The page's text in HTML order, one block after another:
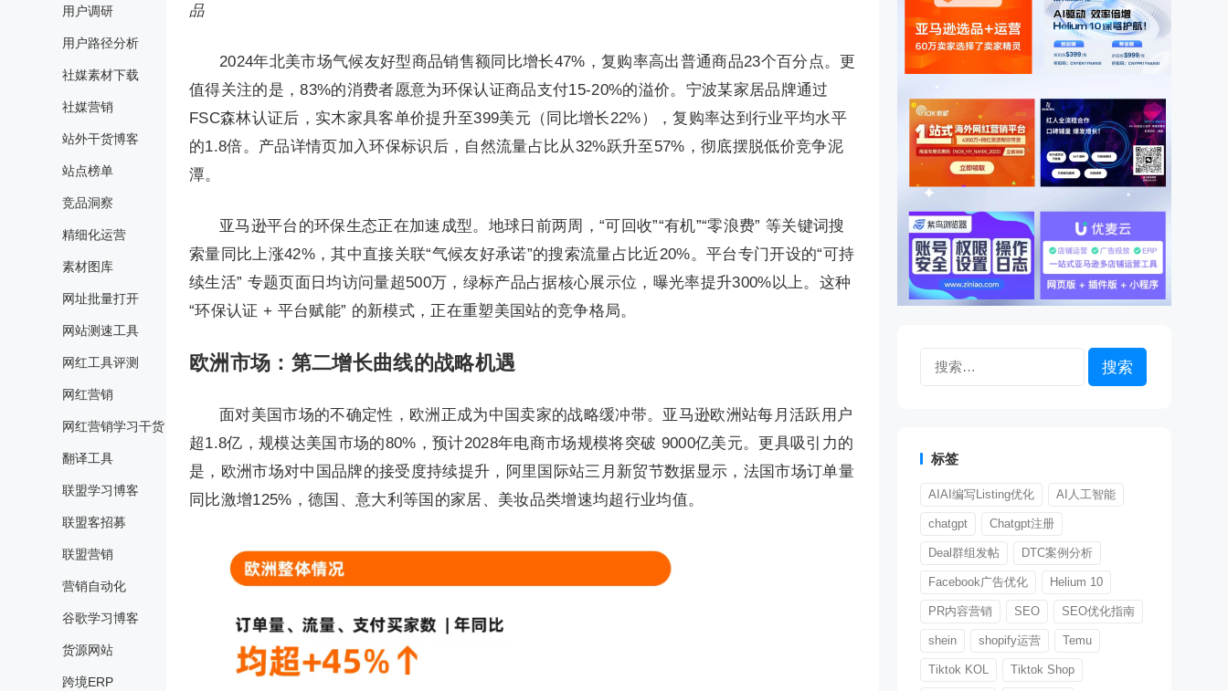
用户调研
用户路径分析
社媒素材下载
社媒营销
站外干货博客
站点榜单
竞品洞察
精细化运营
素材图库
网址批量打开
网站测速工具
网红工具评测
网红营销
网红营销学习干货
翻译工具
联盟学习博客
联盟客招募
联盟营销
营销自动化
谷歌学习博客
货源网站
跨境ERP
品
2024年北美市场气候友好型商品销售额同比增长47%，复购率高出普通商品23个百分点。更
值得关注的是，83%的消费者愿意为环保认证商品支付15-20%的溢价。宁波某家居品牌通过
FSC森林认证后，实木家具客单价提升至399美元（同比增长22%），复购率达到行业平均水平
的1.8倍。产品详情页加入环保标识后，自然流量占比从32%跃升至57%，彻底摆脱低价竞争泥
潭。
亚马逊平台的环保生态正在加速成型。地球日前两周，“可回收”“有机”“零浪费” 等关键词搜
索量同比上涨42%，其中直接关联“气候友好承诺”的搜索流量占比近20%。平台专门开设的“可持
续生活” 专题页面日均访问量超500万，绿标产品占据核心展示位，曝光率提升300%以上。这种
“环保认证 + 平台赋能” 的新模式，正在重塑美国站的竞争格局。
欧洲市场：第二增长曲线的战略机遇
面对美国市场的不确定性，欧洲正成为中国卖家的战略缓冲带。亚马逊欧洲站每月活跃用户
超1.8亿，规模达美国市场的80%，预计2028年电商市场规模将突破 9000亿美元。更具吸引力的
是，欧洲市场对中国品牌的接受度持续提升，阿里国际站三月新贸节数据显示，法国市场订单量
同比激增125%，德国、意大利等国的家居、美妆品类增速均超行业均值。
标签
AIAI编写Listing优化 AI人工智能
chatgpt Chatgpt注册
Deal群组发帖 DTC案例分析
Facebook广告优化 Helium 10
PR内容营销 SEO SEO优化指南
shein shopify运营 Temu
Tiktok KOL Tiktok Shop